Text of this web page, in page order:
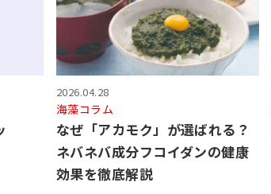
2026.04.28
海藻コラム
なぜ「アカモク」が選ばれる？
ネバネバ成分フコイダンの健康
効果を徹底解説